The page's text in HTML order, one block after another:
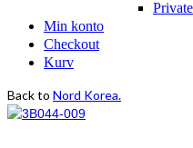
Min konto
Checkout
Kurv
Back to Nord Korea.